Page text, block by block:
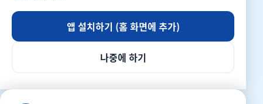
앱 설치하기 (홈 화면에 추가)
나중에 하기